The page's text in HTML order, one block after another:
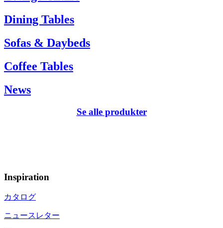
Dining Tables
Sofas & Daybeds
Coffee Tables
News
Se alle produkter
Inspiration
カタログ
ニュースレター